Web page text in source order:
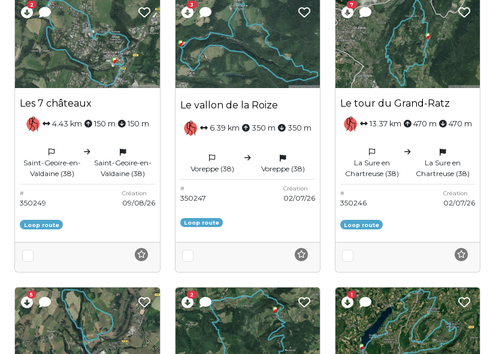
2
Les 7 châteaux
4.43 km 150 m 150 m
Saint-Geoire-en-
Valdaine (38)
Saint-Geoire-en-
Valdaine (38)
#
350249
Création
09/08/26
Loop route
3
Le vallon de la Roize
6.39 km 350 m 350 m
Voreppe (38) Voreppe (38)
#
350247
Création
02/07/26
Loop route
7
Le tour du Grand-Ratz
13.37 km 470 m 470 m
La Sure en
Chartreuse (38)
La Sure en
Chartreuse (38)
#
350246
Création
02/07/26
Loop route
5 2 1